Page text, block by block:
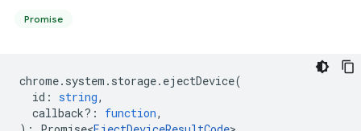
Promise
chrome. system . storage. ejectDevice(
id : string,
callback? : function,